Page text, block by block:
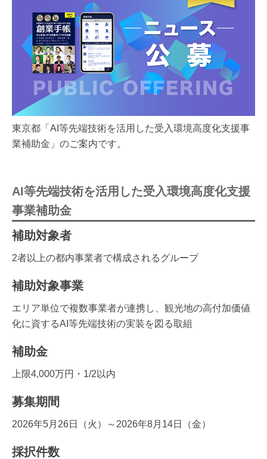
東京都「AI等先端技術を活用した受入環境高度化支援事
業補助金」のご案内です。
AI等先端技術を活用した受入環境高度化支援
事業補助金
補助対象者
2者以上の都内事業者で構成されるグループ
補助対象事業
エリア単位で複数事業者が連携し、観光地の高付加価値
化に資するAI等先端技術の実装を図る取組
補助金
上限4,000万円・1/2以内
募集期間
2026年5月26日（火）～2026年8月14日（金）
採択件数